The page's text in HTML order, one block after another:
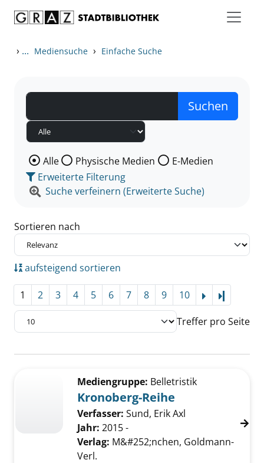
› ... Mediensuche › Einfache Suche
Wählen Sie die Medienart nach der Sie suchen wollen.
Alle Physische Medien
E-Medien
Erweiterte Filterung
Suche verfeinern (Erweiterte Suche)
Sortieren nach
aufsteigend sortieren
1 2 3 4 5 6 7 8 9 10
Treffer pro Seite
Zu den Suchfiltern springen
Mediengruppe: Belletristik
Kronoberg-Reihe
Verfasser: Sund, Erik Axl
Jahr: 2015 -
Verlag: M&#252;nchen, Goldmann-
Verl.